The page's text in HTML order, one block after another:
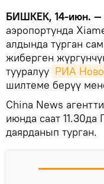
БИШКЕК, 14-июн. —
аэропортунда
алдында турган
жиберген
тууралуу РИА
шилтеме берүү
China News
июнда саат 11.30да
даярданып турган.